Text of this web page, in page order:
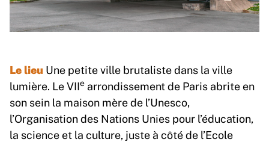
Le lieu Une petite ville brutaliste dans la ville
lumière. Le VIIe arrondissement de Paris abrite en
son sein la maison mère de l’Unesco,
l’Organisation des Nations Unies pour l’éducation,
la science et la culture, juste à côté de l’Ecole